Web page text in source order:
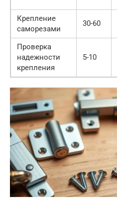
Крепление
саморезами
30-60
Проверка
надежности
крепления
5-10